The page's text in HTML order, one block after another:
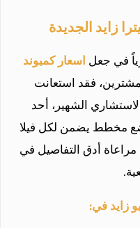
زايد الجديدة
في جعلاسعار كمبوند
فقد استعانت
الشهير، أحد
مخطط يضمن لكل فيلا
مراعاة أدق التفاصيل في
زايد في: